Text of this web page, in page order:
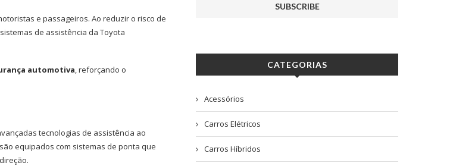
e passageiros. Ao reduzir o risco de
de assistência da Toyota
automotiva, reforçando o
tecnologias de assistência ao
equipados com sistemas de ponta que
CATEGORIAS
Acessórios
Carros Elétricos
Carros Híbridos